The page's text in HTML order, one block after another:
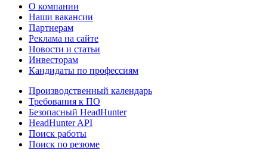
О компании
Наши вакансии
Партнерам
Реклама на сайте
Новости и статьи
Инвесторам
Кандидаты по профессиям
Производственный календарь
Требования к ПО
Безопасный HeadHunter
HeadHunter API
Поиск работы
Поиск по резюме